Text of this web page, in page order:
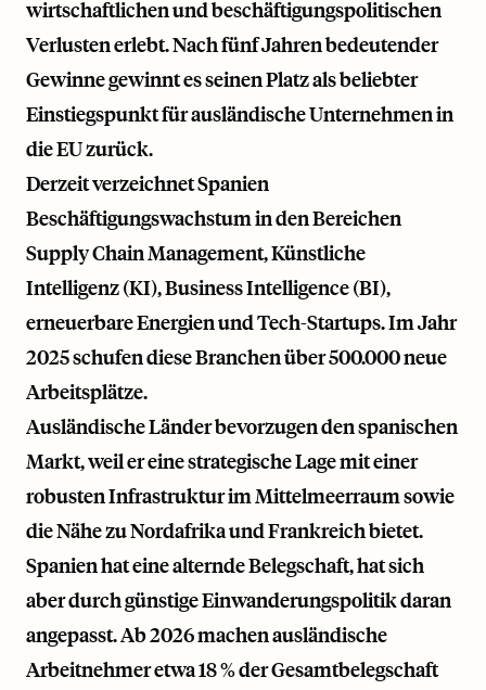
wirtschaftlichen und beschäftigungspolitischen
Verlusten erlebt. Nach fünf Jahren bedeutender
Gewinne gewinnt es seinen Platz als beliebter
Einstiegspunkt für ausländische Unternehmen in
die EU zurück.
Derzeit verzeichnet Spanien
Beschäftigungswachstum in den Bereichen
Supply Chain Management, Künstliche
Intelligenz (KI), Business Intelligence (BI),
erneuerbare Energien und Tech-Startups. Im Jahr
2025 schufen diese Branchen über 500.000 neue
Arbeitsplätze.
Ausländische Länder bevorzugen den spanischen
Markt, weil er eine strategische Lage mit einer
robusten Infrastruktur im Mittelmeerraum sowie
die Nähe zu Nordafrika und Frankreich bietet.
Spanien hat eine alternde Belegschaft, hat sich
aber durch günstige Einwanderungspolitik daran
angepasst. Ab 2026 machen ausländische
Arbeitnehmer etwa 18 % der Gesamtbelegschaft